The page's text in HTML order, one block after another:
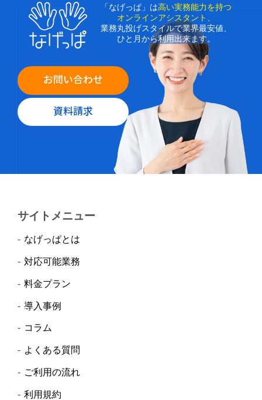
「なげっぱ」は高い実務能力を持つ
オンラインアシスタント、
業務丸投げスタイルで業界最安値、
ひと月から利用出来ます。
お問い合わせ
資料請求
サイトメニュー
なげっぱとは
対応可能業務
料金プラン
導入事例
コラム
よくある質問
ご利用の流れ
利用規約